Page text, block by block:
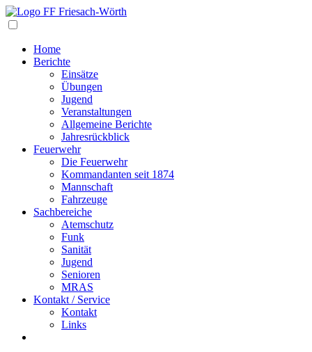
Home
Berichte
Einsätze
Übungen
Jugend
Veranstaltungen
Allgemeine Berichte
Jahresrückblick
Feuerwehr
Die Feuerwehr
Kommandanten seit 1874
Mannschaft
Fahrzeuge
Sachbereiche
Atemschutz
Funk
Sanität
Jugend
Senioren
MRAS
Kontakt / Service
Kontakt
Links